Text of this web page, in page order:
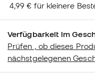
4,99 € für kleinere
Verfügbarkeit im
Prüfen , ob dieses
nächstgelegenen